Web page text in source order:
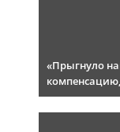
«Прыгнуло
компенсацию,